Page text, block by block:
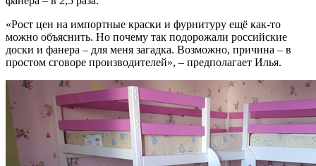
«Рост цен на импортные краски и фурнитуру ещё как-то
можно объяснить. Но почему так подорожали российские
доски и фанера – для меня загадка. Возможно, причина – в
простом сговоре производителей», – предполагает Илья.